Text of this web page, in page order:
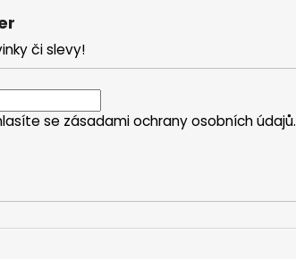
či slevy!
se zásadami ochrany osobních údajů.